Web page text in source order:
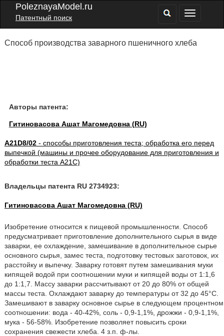
PoleznayaModel.ru
Патентный поиск
Способ производства заварного пшеничного хлеба
Авторы патента:
Гитиновасова Ашат Магомедовна (RU)
A21D8/02- способы приготовления теста; обработка его перед
выпечкой (машины и прочее оборудование для приготовления и
обработки теста A21C)
Владельцы патента RU 2734923:
Гитиновасова Ашат Магомедовна (RU)
Изобретение относится к пищевой промышленности. Способ
предусматривает приготовление дополнительного сырья в виде
заварки, ее охлаждение, замешивание в дополнительное сырье
основного сырья, замес теста, подготовку тестовых заготовок, их
расстойку и выпечку. Заварку готовят путем замешивания муки
кипящей водой при соотношении муки и кипящей воды от 1:1,6
до 1:1,7. Массу заварки рассчитывают от 20 до 80% от общей
массы теста. Охлаждают заварку до температуры от 32 до 45°С.
Замешивают в заварку основное сырье в следующем процентном
соотношении: вода - 40-42%, соль - 0,9-1,1%, дрожжи - 0,9-1,1%,
мука - 56-58%. Изобретение позволяет повысить сроки
сохранения свежести хлеба. 4 з.п. ф-лы.